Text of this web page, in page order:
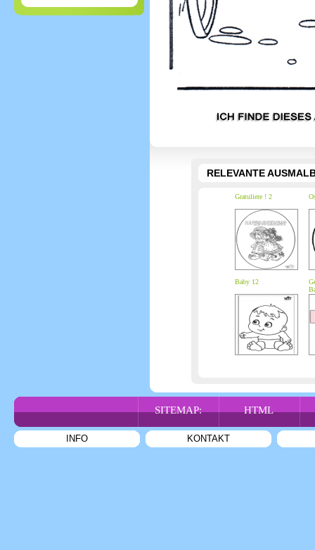
RELEVANTE
Gratuliere ! 2
Baby 12
SITEMAP: HTML
INFO KONTAKT